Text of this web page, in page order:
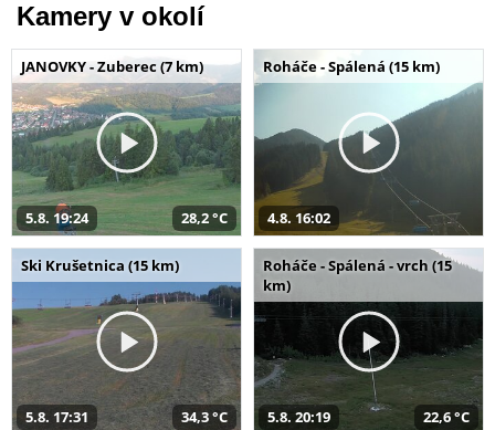
Kamery v okolí
JANOVKY - Zuberec (7 km)
5.8. 19:24 28,2 °C
Roháče - Spálená (15 km)
4.8. 16:02
Ski Krušetnica (15 km)
5.8. 17:31 34,3 °C
Roháče - Spálená - vrch (15
km)
5.8. 20:19 22,6 °C